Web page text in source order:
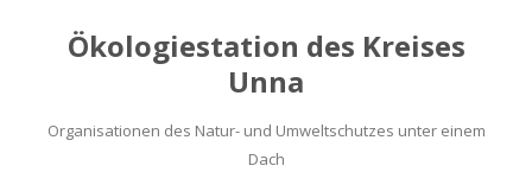
Ökologiestation des Kreises
Unna
Organisationen des Natur- und Umweltschutzes unter einem
Dach